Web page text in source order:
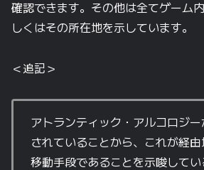
確認できます。その他は全てゲーム
しくはその所在地を示しています。
＜追記＞
アトランティック・アルコロジ
されていることから、これが経由
移動手段であることを示唆して